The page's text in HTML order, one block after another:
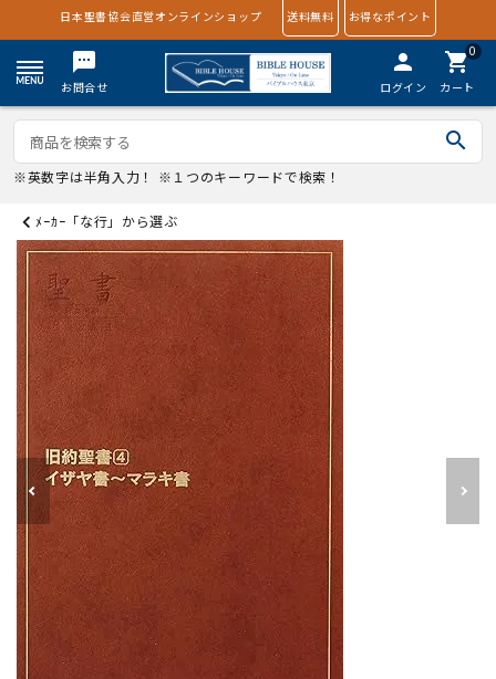
日本聖書協会直営オンラインショップ 送料無料 お得なポイント
textsms
お問合せ
person
ログイン
0
shopping_cart
カート
search
※英数字は半角入力！ ※１つのキーワードで検索！
ﾒｰｶｰ「な行」から選ぶ